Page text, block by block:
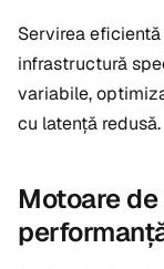
Servirea
infrastructură
variabile,
cu latență redusă.
Motoare